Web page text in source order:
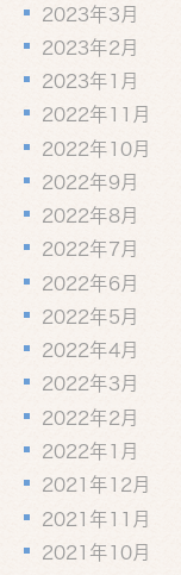
2023年3月
2023年2月
2023年1月
2022年11月
2022年10月
2022年9月
2022年8月
2022年7月
2022年6月
2022年5月
2022年4月
2022年3月
2022年2月
2022年1月
2021年12月
2021年11月
2021年10月